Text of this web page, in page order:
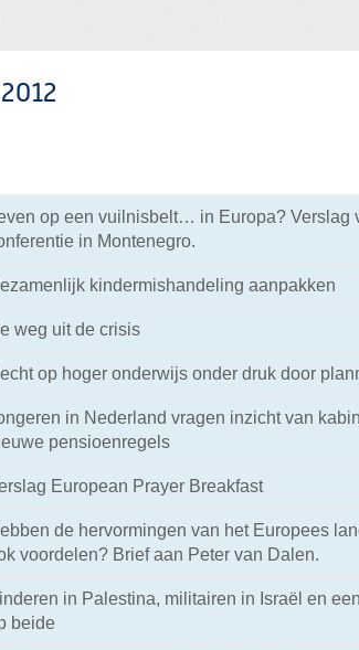
2012
2012 20:40
op een vuilnisbelt… in Europa? Verslag
in Montenegro.
2012 18:17kindermishandeling aanpakken
2012 18:02
weg uit de crisis
2012 19:57
op hoger onderwijs onder druk door
2012 19:07in Nederland vragen inzicht van
pensioenregels
2012 19:06
European Prayer Breakfast
2012 17:11
de hervormingen van het Europees
voordelen? Brief aan Peter van Dalen.
2012 17:05in Palestina, militairen in Israël en
beide